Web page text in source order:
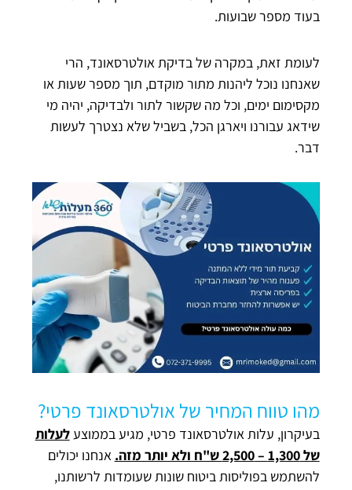
בעוד מספר שבועות.
לעומת זאת, במקרה של בדיקת אולטרסאונד, הרי
שאנחנו נוכל ליהנות מתור מוקדם, תוך מספר שעות או
מקסימום ימים, וכל מה שקשור לתור ולבדיקה, יהיה מי
שידאג עבורנו ויארגן הכל, בשביל שלא נצטרך לעשות
דבר.
מהו טווח המחיר של אולטרסאונד פרטי?
בעיקרון, עלות אולטרסאונד פרטי, מגיע בממוצעלעלות
של 1,300 – 2,500 ש"ח ולא יותר מזה.
אנחנו יכולים
להשתמש בפוליסות ביטוח שונות שעומדות לרשותנו,